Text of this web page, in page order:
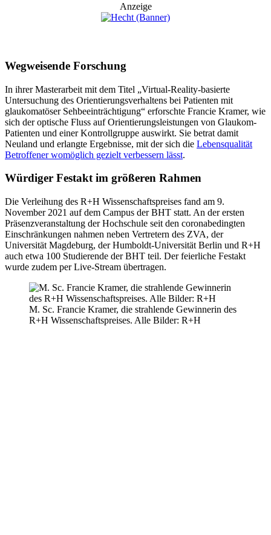
Anzeige
Wegweisende Forschung
In ihrer Masterarbeit mit dem Titel „Virtual-Reality-basierte
Untersuchung des Orientierungsverhaltens bei Patienten mit
glaukomatöser Sehbeeinträchtigung“ erforschte Francie Kramer, wie
sich der optische Fluss auf Orientierungsleistungen von Glaukom-
Patienten und einer Kontrollgruppe auswirkt. Sie betrat damit
Neuland und erlangte Ergebnisse, mit der sich die Lebensqualität
Betroffener womöglich gezielt verbessern lässt.
Würdiger Festakt im größeren Rahmen
Die Verleihung des R+H Wissenschaftspreises fand am 9.
November 2021 auf dem Campus der BHT statt. An der ersten
Präsenzveranstaltung der Hochschule seit den coronabedingten
Einschränkungen nahmen neben Vertretern des ZVA, der
Universität Magdeburg, der Humboldt-Universität Berlin und R+H
auch etwa 100 Studierende der BHT teil. Der feierliche Festakt
wurde zudem per Live-Stream übertragen.
M. Sc. Francie Kramer, die strahlende Gewinnerin des
R+H Wissenschaftspreises. Alle Bilder: R+H